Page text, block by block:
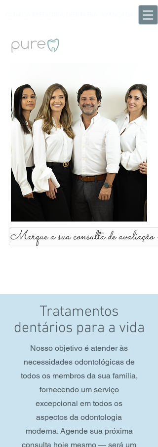
Marque a sua consulta de avaliação
Tratamentos
dentários para a vida
Nosso objetivo é atender às
necessidades odontológicas de
todos os membros da sua família,
fornecendo um serviço
excepcional em todos os
aspectos da odontologia
moderna. Agende sua próxima
consulta hoje mesmo — será um